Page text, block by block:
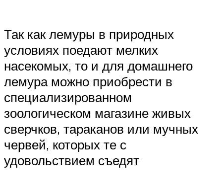
Так как лемуры в природных
условиях поедают мелких
насекомых, то и для домашнего
лемура можно приобрести в
специализированном
зоологическом магазине живых
сверчков, тараканов или мучных
червей, которых те с
удовольствием съедят